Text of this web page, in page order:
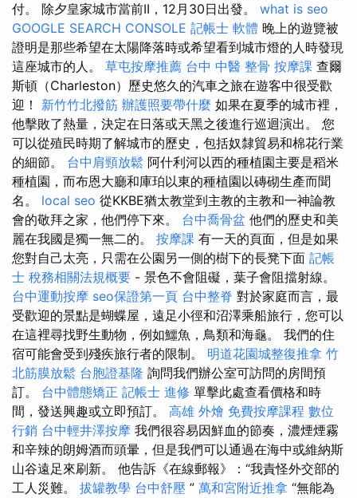
付。 除夕皇家城市當前II，12月30日出發。 what is seo
GOOGLE SEARCH CONSOLE 記帳士 軟體 晚上的遊覽被
證明是那些希望在太陽降落時或希望看到城市燈的人時發現
這座城市的人。 草屯按摩推薦 台中 中醫 整骨 按摩課 查爾
斯頓（Charleston）歷史悠久的汽車之旅在遊客中很受歡
迎！ 新竹竹北撥筋 辦護照要帶什麼 如果在夏季的城市裡，
他擊敗了熱量，決定在日落或天黑之後進行巡迴演出。 您
可以從殖民時期了解城市的歷史，包括奴隸貿易和棉花行業
的細節。 台中肩頸放鬆 阿什利河以西的種植園主要是稻米
種植園，而布恩大廳和庫珀以東的種植園以磚砌生產而聞
名。 local seo 從KKBE猶太教堂到主教的主教和一神論教
會的敬拜之家，他們停下來。 台中喬骨盆 他們的歷史和美
麗在我國是獨一無二的。 按摩課 有一天的頁面，但是如果
您對自己太亮，只需在公園另一側的樹下的長凳下面 記帳
士 稅務相關法規概要 - 景色不會阻礙，葉子會阻擋射線。
台中運動按摩 seo保證第一頁 台中整脊 對於家庭而言，最
受歡迎的景點是蝴蝶屋，遠足小徑和沼澤乘船旅行，您可以
在這裡尋找野生動物，例如鱷魚，鳥類和海龜。 我們的住
宿可能會受到殘疾旅行者的限制。 明道花園城整復推拿 竹
北筋膜放鬆 台胞證基隆 詢問我們辦公室可訪問的房間預
訂。 台中體態矯正 記帳士 進修 單擊此處查看價格和時
間，發送興趣或立即預訂。 高雄 外燴 免費按摩課程 數位
行銷 台中輕井澤按摩 我們很容易因鮮血的節奏，濃煙煙霧
和辛辣的朗姆酒而頭暈，但是我們可以通過在海中或維納斯
山谷遠足來刷新。 他告訴《在線郵報》：“我責怪外交部的
工人災難。 拔罐教學 台中舒壓 ” 萬和宮附近推拿 “無能為